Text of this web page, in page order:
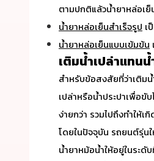
ตามปกติแล้วน้ำยาหล่อเ
น้ำยาหล่อเย็นสำเร็จรูป เ
น้ำยาหล่อเย็นแบบเข้มข้น
เติมน้ำเปล่าแทน
สำหรับข้อสงสัยที่ว่าเติม
เปล่าหรือน้ำประปาเพื่อขั
ง่ายกว่า รวมไปถึงทำให้เ
โดยในปัจจุบัน รถยนต์รุ่นใ
น้ำยาหม้อน้ำให้อยู่ในระดั